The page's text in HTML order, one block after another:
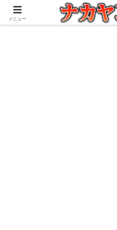
アウトドアとガジェット好きな管
メニュー